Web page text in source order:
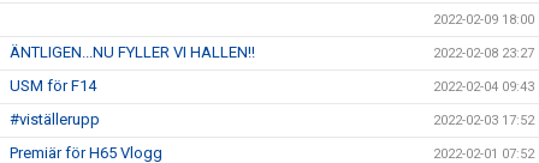
2022-02-09 18:00
ÄNTLIGEN...NU FYLLER VI HALLEN!! 2022-02-08 23:27
USM för F14 2022-02-04 09:43
#viställerupp 2022-02-03 17:52
Premiär för H65 Vlogg 2022-02-01 07:52